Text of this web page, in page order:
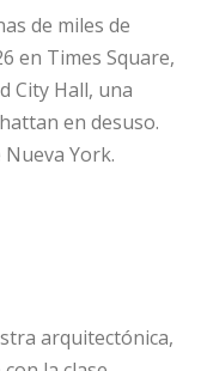
de miles de
en Times Square,
City Hall, una
en desuso.
York.
arquitectónica,